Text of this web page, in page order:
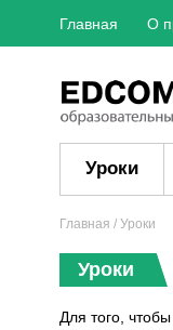
Главная О
Уроки
Главная / Уроки
Уроки
Для того,